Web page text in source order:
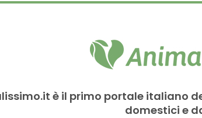
è il primo portale italiano
domestici e